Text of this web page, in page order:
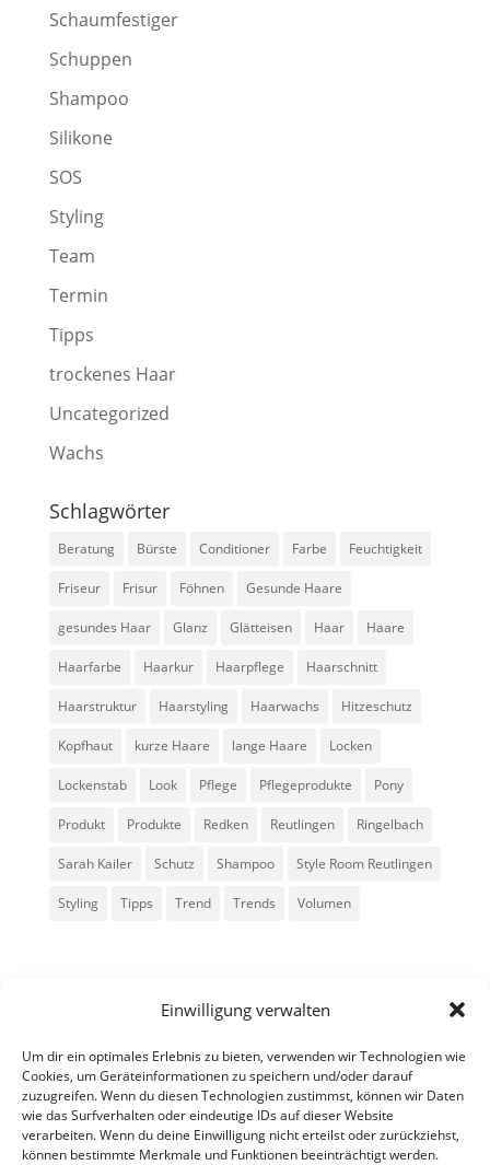
Einwilligung verwalten
Um dir ein optimales Erlebnis zu bieten, verwenden wir Technologien wie
Cookies, um Geräteinformationen zu speichern und/oder darauf
zuzugreifen. Wenn du diesen Technologien zustimmst, können wir Daten
wie das Surfverhalten oder eindeutige IDs auf dieser Website
verarbeiten. Wenn du deine Einwilligung nicht erteilst oder zurückziehst,
können bestimmte Merkmale und Funktionen beeinträchtigt werden.
Schaumfestiger
Schuppen
Shampoo
Silikone
SOS
Styling
Team
Termin
Tipps
trockenes Haar
Uncategorized
Wachs
Schlagwörter
Beratung Bürste Conditioner Farbe Feuchtigkeit
Friseur Frisur Föhnen Gesunde Haare
gesundes Haar Glanz Glätteisen Haar Haare
Haarfarbe Haarkur Haarpflege Haarschnitt
Haarstruktur Haarstyling Haarwachs Hitzeschutz
Kopfhaut kurze Haare lange Haare Locken
Lockenstab Look Pflege Pflegeprodukte Pony
Produkt Produkte Redken Reutlingen Ringelbach
Sarah Kailer Schutz Shampoo Style Room Reutlingen
Styling Tipps Trend Trends Volumen
Alle Rechte vorbehalten - Sarah Kailer